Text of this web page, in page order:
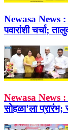
Newasa News :
पवारांशी चर्चा;
Newasa News :
सोहळा’ला